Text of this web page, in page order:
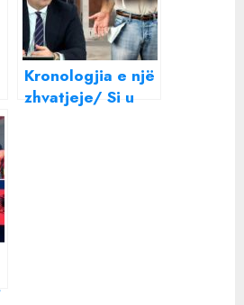
Kronologjia e një
zhvatjeje/ Si u